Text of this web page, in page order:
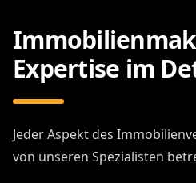
Expertise im
Jeder Aspekt des
von unseren Spezialisten